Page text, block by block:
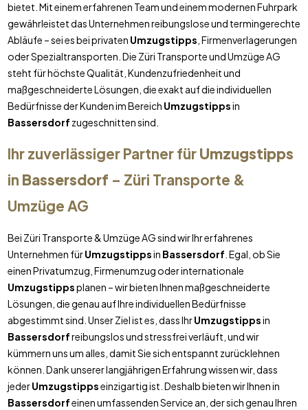
bietet. Mit einem erfahrenen Team und einem modernen Fuhrpark
gewährleistet das Unternehmen reibungslose und termingerechte
Abläufe – sei es bei privaten Umzugstipps , Firmenverlagerungen
oder Spezialtransporten. Die Züri Transporte und Umzüge AG
steht für höchste Qualität, Kundenzufriedenheit und
maßgeschneiderte Lösungen, die exakt auf die individuellen
Bedürfnisse der Kunden im Bereich Umzugstippsin
Bassersdorf zugeschnitten sind.
Ihr zuverlässiger Partner fürUmzugstipps
in Bassersdorf – Züri Transporte &
Umzüge AG
Bei Züri Transporte & Umzüge AG sind wir Ihr erfahrenes
Unternehmen fürUmzugstippsin Bassersdorf . Egal, ob Sie
einen Privatumzug, Firmenumzug oder internationale
Umzugstippsplanen – wir bieten Ihnen maßgeschneiderte
Lösungen, die genau auf Ihre individuellen Bedürfnisse
abgestimmt sind. Unser Ziel ist es, dass IhrUmzugstippsin
Bassersdorfreibungslos und stressfrei verläuft, und wir
kümmern uns um alles, damit Sie sich entspannt zurücklehnen
können. Dank unserer langjährigen Erfahrung wissen wir, dass
jederUmzugstippseinzigartig ist. Deshalb bieten wir Ihnen in
Bassersdorfeinen umfassenden Service an, der sich genau Ihren